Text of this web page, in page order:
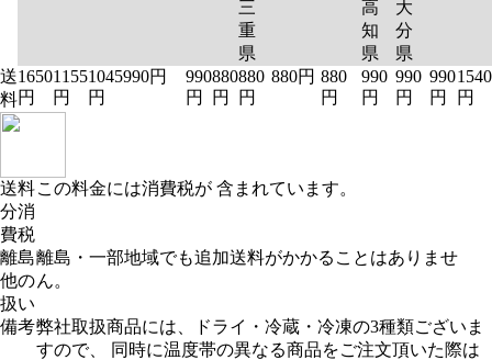
三
重
県
高
知
県
大
分
県
送
料
1650
円
1155
円
1045
円
990円
990
円
880
円
880
円
880円 880
円
990
円
990
円
990
円
1540
円
送料
分消
費税
この料金には消費税が 含まれています。
離島
他の
扱い
離島・一部地域でも追加送料がかかることはありませ
ん。
備考弊社取扱商品には、ドライ・冷蔵・冷凍の3種類ございま
すので、 同時に温度帯の異なる商品をご注文頂いた際は